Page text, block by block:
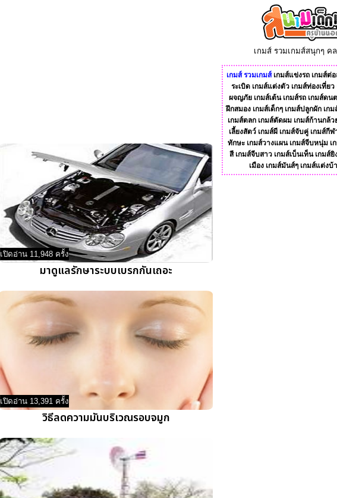
เปิดอ่าน 11,948 ครั้ง
มาดูแลรักษาระบบเบรกกันเถอะ
เปิดอ่าน 13,391 ครั้ง
วิธีลดความมันบริเวณรอบจมูก
เกมส์ รวมเกมส์สนุกๆ ค
เกมส์ รวมเกมส์ เกมส์แข่งรถ เกมส์ต่อ
ระเบิด เกมส์แต่งตัว เกมส์ท่องเที่ยว
ผจญภัย เกมส์เต้น เกมส์รถ เกมส์ดน
ฝึกสมอง เกมส์เด็กๆ เกมส์ปลูกผัก เก
เกมส์ตลก เกมส์ตัดผม เกมส์ก้านกล้ว
เลี้ยงสัตว์ เกมส์ผี เกมส์จับคู่ เกมส์กีฬ
ทักษะ เกมส์วางแผน เกมส์จีบหนุ่ม เ
สี เกมส์จีบสาว เกมส์เบ็นเท็น เกมส์ยิ
เมือง เกมส์มันส์ๆ เกมส์แต่งบ้